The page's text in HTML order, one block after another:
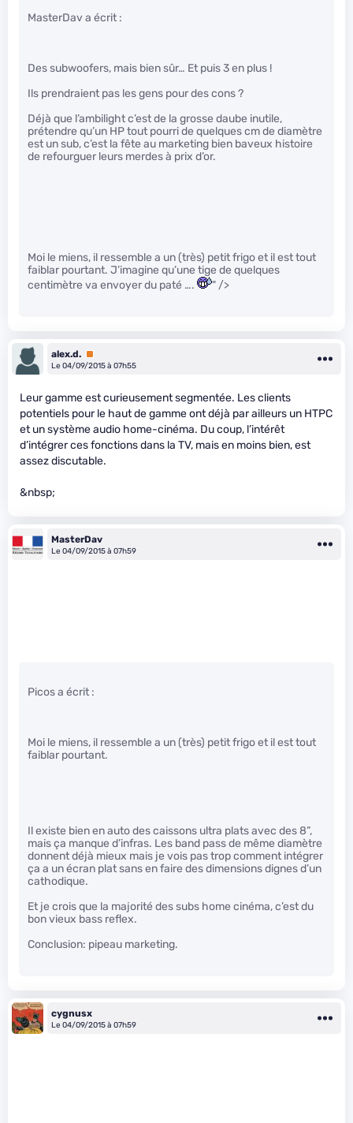
MasterDav a écrit :
Des subwoofers, mais bien sûr… Et puis 3 en plus !
Ils prendraient pas les gens pour des cons ?
Déjà que l’ambilight c’est de la grosse daube inutile,
prétendre qu’un HP tout pourri de quelques cm de diamètre
est un sub, c’est la fête au marketing bien baveux histoire
de refourguer leurs merdes à prix d’or.
Moi le miens, il ressemble a un (très) petit frigo et il est tout
faiblar pourtant. J’imagine qu’une tige de quelques
centimètre va envoyer du paté ….
" />
alex.d. Premium
Le 04/09/2015 à 07h55
Leur gamme est curieusement segmentée. Les clients
potentiels pour le haut de gamme ont déjà par ailleurs un HTPC
et un système audio home-cinéma. Du coup, l’intérêt
d’intégrer ces fonctions dans la TV, mais en moins bien, est
assez discutable.
&nbsp;
MasterDav
Le 04/09/2015 à 07h59
Picos a écrit :
Moi le miens, il ressemble a un (très) petit frigo et il est tout
faiblar pourtant.
Il existe bien en auto des caissons ultra plats avec des 8”,
mais ça manque d’infras. Les band pass de même diamètre
donnent déjà mieux mais je vois pas trop comment intégrer
ça a un écran plat sans en faire des dimensions dignes d’un
cathodique.
Et je crois que la majorité des subs home cinéma, c’est du
bon vieux bass reflex.
Conclusion: pipeau marketing.
cygnusx
Le 04/09/2015 à 07h59